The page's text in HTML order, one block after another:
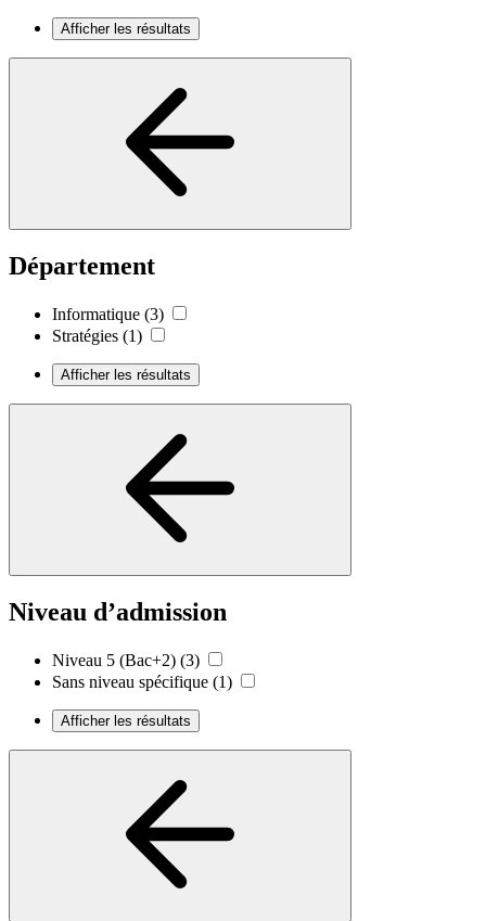
Afficher les résultats
Département
Informatique (3)
Stratégies (1)
Afficher les résultats
Niveau d’admission
Niveau 5 (Bac+2) (3)
Sans niveau spécifique (1)
Afficher les résultats